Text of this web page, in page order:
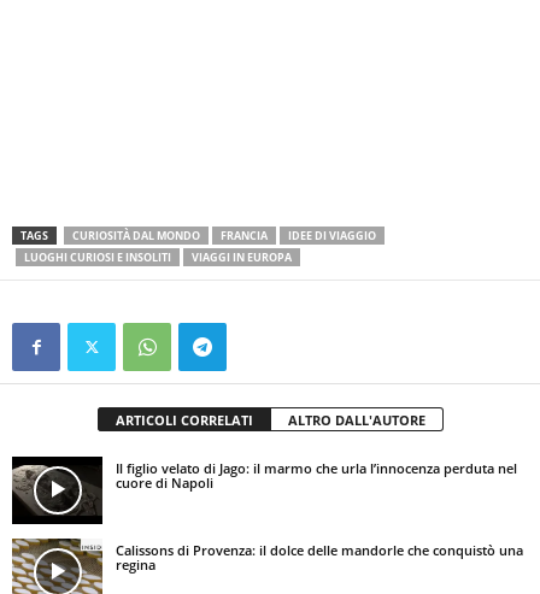
TAGS CURIOSITÀ DAL MONDO FRANCIA
IDEE DI VIAGGIO
LUOGHI CURIOSI E INSOLITI
VIAGGI IN EUROPA
ARTICOLI CORRELATI ALTRO DALL'AUTORE
Il figlio velato di Jago: il marmo che urla l’innocenza perduta nel
cuore di Napoli
Calissons di Provenza: il dolce delle mandorle che conquistò una
regina